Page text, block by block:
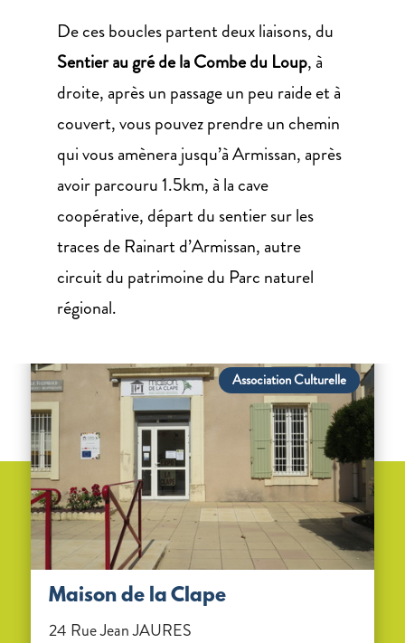
De ces boucles partent deux liaisons, du
Sentier au gré de la Combe du Loup, à
droite, après un passage un peu raide et à
couvert, vous pouvez prendre un chemin
qui vous amènera jusqu’à Armissan, après
avoir parcouru 1.5km, à la cave
coopérative, départ du sentier sur les
traces de Rainart d’Armissan, autre
circuit du patrimoine du Parc naturel
régional.
Association Culturelle
Maison de la Clape
24 Rue Jean JAURES